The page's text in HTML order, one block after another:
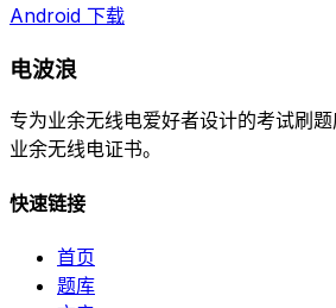
Android 下载
电波浪
专为业余无线电爱好者设计的考试刷
业余无线电证书。
快速链接
首页
题库